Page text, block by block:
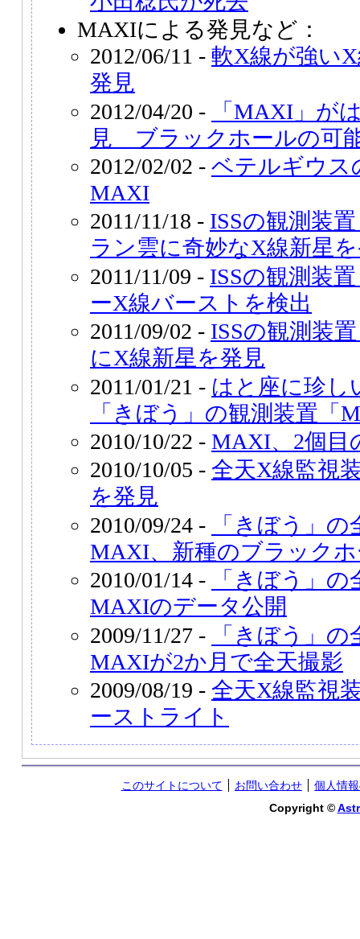
MAXIによる発見など：
2012/06/11 - 軟X線が強い
発見
2012/04/20 -
「MAXI」が
見 ブラックホールの可
2012/02/02 - ベテルギウス
MAXI
2011/11/18 - ISSの観測装
ラン雲に奇妙なX線新星
2011/11/09 - ISSの観測装
ーX線バーストを検出
2011/09/02 - ISSの観測装
にX線新星を発見
2011/01/21 - はと座に珍
「きぼう」の観測装置「
2010/10/22 - MAXI、2個目
2010/10/05 - 全天X線監視
を発見
2010/09/24 -
「きぼう」
MAXI、新種のブラック
2010/01/14 -
「きぼう」
MAXIのデータ公開
2009/11/27 -
「きぼう」
MAXIが2か月で全天撮影
2009/08/19 - 全天X線監視
ーストライト
このサイトについて お問い合わせ
個人情
Copyright ©